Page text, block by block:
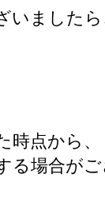
ました
点から、
場合が